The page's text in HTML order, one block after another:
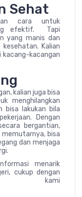
Sehat
cara untuk
efektif. Tapi
yang manis dan
Kalian
kacang-kacangan
kalian juga bisa
menghilangkan
bisa lakukan bila
Dengan
bergantian,
memutarnya, bisa
dan menjaga
menarik
cukup dengan
kami